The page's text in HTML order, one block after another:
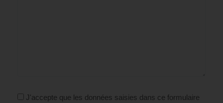
J'accepte que les données saisies dans ce formulaire